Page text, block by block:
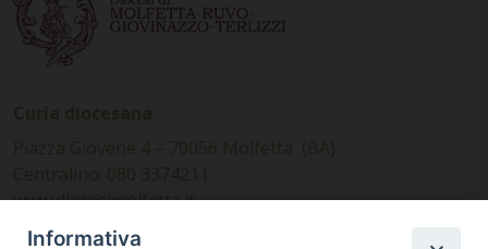
www.diocesimolfetta.it –
diocesimolfetta@pec.chiesacattolica.it
Informativa